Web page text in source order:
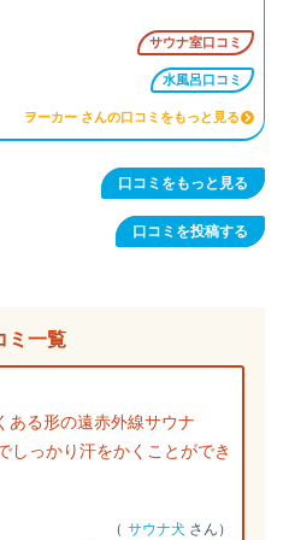
サウナ室口コミ
水風呂口コミ
ヲーカー さんの口コミをもっと見る
口コミをもっと見る
口コミを投稿する
ミ一覧
ある形の遠赤外線サウナ
しっかり汗をかくことができ
（ サウナ犬 さん）